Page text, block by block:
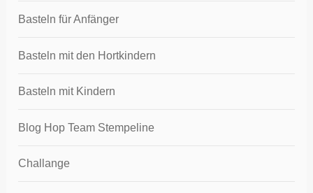
Basteln für Anfänger
Basteln mit den Hortkindern
Basteln mit Kindern
Blog Hop Team Stempeline
Challange